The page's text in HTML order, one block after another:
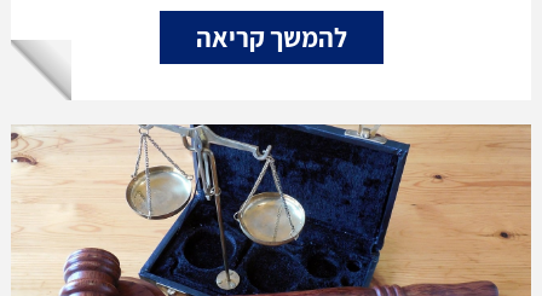
להמשך קריאה